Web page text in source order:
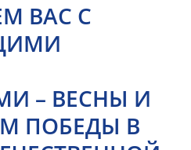
ВАС С
– ВЕСНЫ И
ПОБЕДЫ В